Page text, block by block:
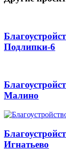
Подлипки-6
Малино
Игнатьево